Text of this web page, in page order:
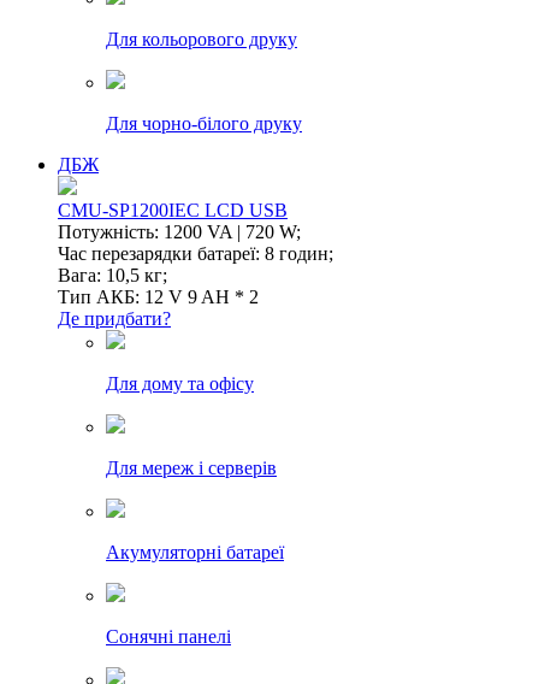
Для кольорового друку
Для чорно-білого друку
ДБЖ
CMU-SP1200IEC LCD USB
Потужність: 1200 VA | 720 W;
Час перезарядки батареї: 8 годин;
Вага: 10,5 кг;
Тип АКБ: 12 V 9 AH * 2
Де придбати?
Для дому та офісу
Для мереж і серверів
Акумуляторні батареї
Сонячні панелі